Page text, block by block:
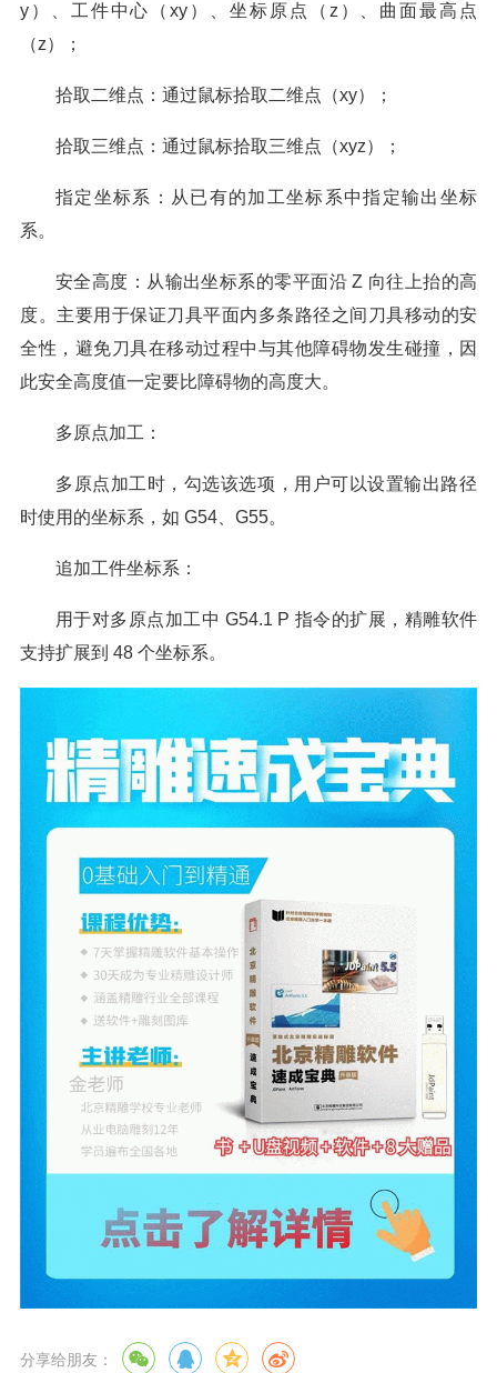
y）、工件中心（xy）、坐标原点（z）、曲面最高点
（z）；
拾取二维点：通过鼠标拾取二维点（xy）；
拾取三维点：通过鼠标拾取三维点（xyz）；
指定坐标系：从已有的加工坐标系中指定输出坐标
系。
安全高度：从输出坐标系的零平面沿 Z 向往上抬的高
度。主要用于保证刀具平面内多条路径之间刀具移动的安
全性，避免刀具在移动过程中与其他障碍物发生碰撞，因
此安全高度值一定要比障碍物的高度大。
多原点加工：
多原点加工时，勾选该选项，用户可以设置输出路径
时使用的坐标系，如 G54、G55。
追加工件坐标系：
用于对多原点加工中 G54.1 P 指令的扩展，精雕软件
支持扩展到 48 个坐标系。
分享给朋友：